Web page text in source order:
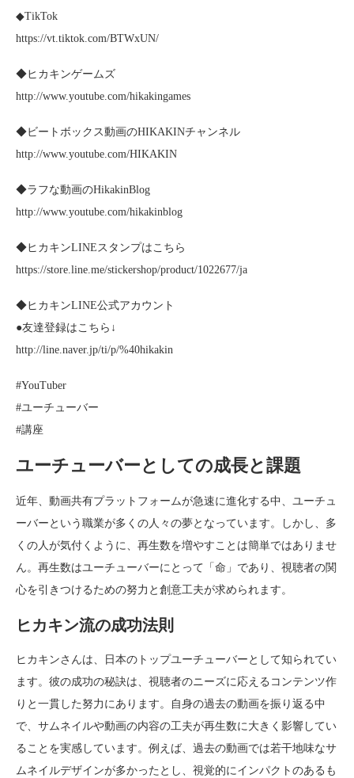
◆TikTok
https://vt.tiktok.com/BTWxUN/
◆ヒカキンゲームズ
http://www.youtube.com/hikakingames
◆ビートボックス動画のHIKAKINチャンネル
http://www.youtube.com/HIKAKIN
◆ラフな動画のHikakinBlog
http://www.youtube.com/hikakinblog
◆ヒカキンLINEスタンプはこちら
https://store.line.me/stickershop/product/1022677/ja
◆ヒカキンLINE公式アカウント
●友達登録はこちら↓
http://line.naver.jp/ti/p/%40hikakin
#YouTuber
#ユーチューバー
#講座
ユーチューバーとしての成長と課題
近年、動画共有プラットフォームが急速に進化する中、ユーチュ
ーバーという職業が多くの人々の夢となっています。しかし、多
くの人が気付くように、再生数を増やすことは簡単ではありませ
ん。再生数はユーチューバーにとって「命」であり、視聴者の関
心を引きつけるための努力と創意工夫が求められます。
ヒカキン流の成功法則
ヒカキンさんは、日本のトップユーチューバーとして知られてい
ます。彼の成功の秘訣は、視聴者のニーズに応えるコンテンツ作
りと一貫した努力にあります。自身の過去の動画を振り返る中
で、サムネイルや動画の内容の工夫が再生数に大きく影響してい
ることを実感しています。例えば、過去の動画では若干地味なサ
ムネイルデザインが多かったとし、視覚的にインパクトのあるも